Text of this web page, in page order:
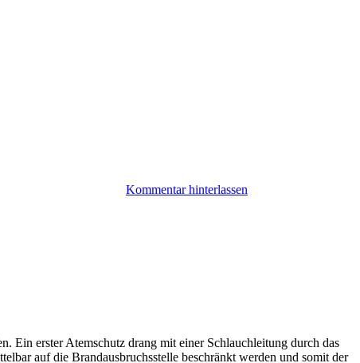
Kommentar hinterlassen
Ein erster Atemschutz drang mit einer Schlauchleitung durch das
auf die Brandausbruchsstelle beschränkt werden und somit der